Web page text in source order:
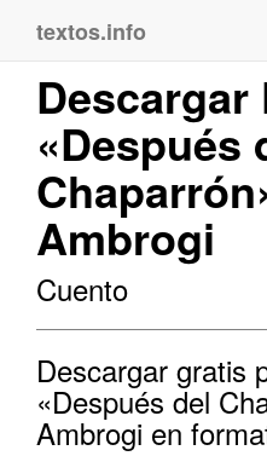
textos.info
Descargar
«Después
Ambrogi
Cuento
Descargar gratis
«Después del
Ambrogi en